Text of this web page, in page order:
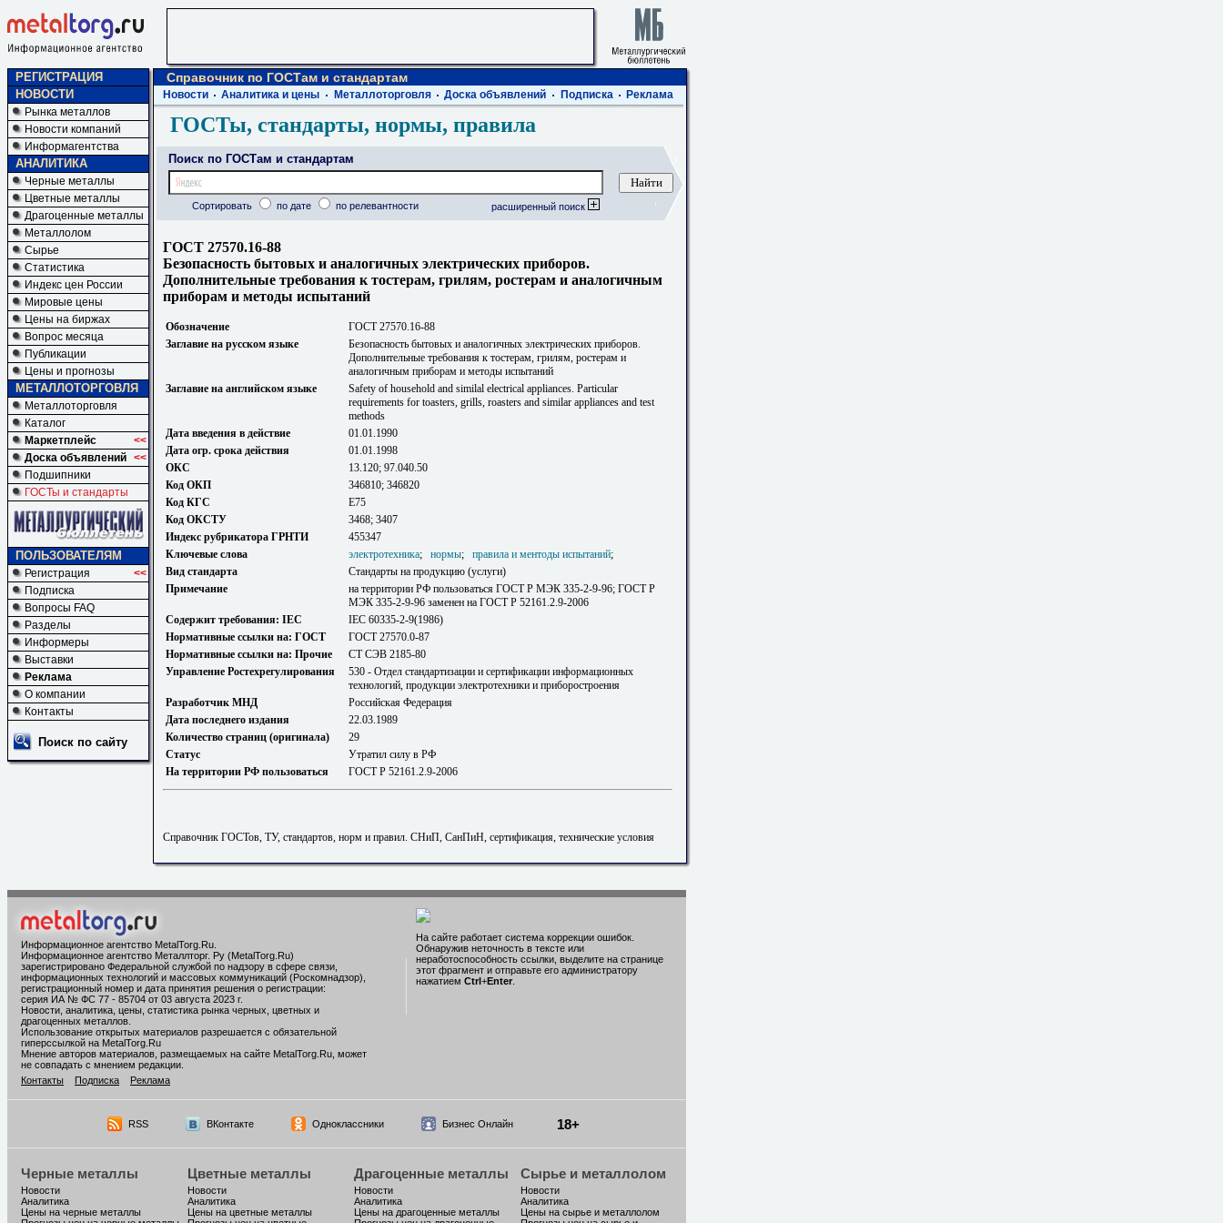
РЕГИСТРАЦИЯ
НОВОСТИ
Рынка металлов
Новости компаний
Информагентства
АНАЛИТИКА
Черные металлы
Цветные металлы
Драгоценные металлы
Металлолом
Сырье
Статистика
Индекс цен России
Мировые цены
Цены на биржах
Вопрос месяца
Публикации
Цены и прогнозы
МЕТАЛЛОТОРГОВЛЯ
Металлоторговля
Каталог
Маркетплейс
<<
Доска объявлений <<
Подшипники
ГОСТы и стандарты
ПОЛЬЗОВАТЕЛЯМ
Регистрация
<<
Подписка
Вопросы FAQ
Разделы
Информеры
Выставки
Реклама
О компании
Контакты
Поиск по сайту
Справочник по ГОСТам и стандартам
Новости Аналитика и цены Металлоторговля Доска объявлений Подписка Реклама
ГОСТы, стандарты, нормы, правила
Поиск по ГОСТам и стандартам
Сортировать по дате по релевантности расширенный поиск
ГОСТ 27570.16-88
Безопасность бытовых и аналогичных электрических приборов.
Дополнительные требования к тостерам, грилям, ростерам и аналогичным
приборам и методы испытаний
Обозначение
ГОСТ 27570.16-88
Заглавие на русском языке
Безопасность бытовых и аналогичных электрических приборов.
Дополнительные требования к тостерам, грилям, ростерам и
аналогичным приборам и методы испытаний
Заглавие на английском языке
Safety of household and similal electrical appliances. Particular
requirements for toasters, grills, roasters and similar appliances and test
methods
Дата введения в действие
01.01.1990
Дата огр. срока действия
01.01.1998
ОКС
13.120; 97.040.50
Код ОКП
346810; 346820
Код КГС
Е75
Код ОКСТУ
3468; 3407
Индекс рубрикатора ГРНТИ
455347
Ключевые слова
электротехника; нормы; правила и ментоды испытаний;
Вид стандарта
Стандарты на продукцию (услуги)
Примечание
на территории РФ пользоваться ГОСТ Р МЭК 335-2-9-96; ГОСТ Р
МЭК 335-2-9-96 заменен на ГОСТ Р 52161.2.9-2006
Содержит требования: IEC
IEC 60335-2-9(1986)
Нормативные ссылки на: ГОСТ
ГОСТ 27570.0-87
Нормативные ссылки на: Прочие
СТ СЭВ 2185-80
Управление Ростехрегулирования
530 - Отдел стандартизации и сертификации информационных
технологий, продукции электротехники и приборостроения
Разработчик МНД
Российская Федерация
Дата последнего издания
22.03.1989
Количество страниц (оригинала)
29
Статус
Утратил силу в РФ
На территории РФ пользоваться
ГОСТ Р 52161.2.9-2006
Справочник ГОСТов, ТУ, стандартов, норм и правил. СНиП, СанПиН, сертификация, технические условия
Информационное агентство MetalTorg.Ru
Информационное агентство Металлторг. Ру (MetalTorg.Ru)
зарегистрировано Федеральной службой по надзору в сфере связи,
информационных технологий и массовых коммуникаций (Роскомнадзор),
регистрационный номер и дата принятия решения о регистрации:
серия ИА № ФС 77 - 85704 от 03 августа 2023 г.
Новости, аналитика, цены, статистика рынка черных, цветных и
драгоценных металлов.
Использование открытых материалов разрешается с обязательной
гиперссылкой на MetalTorg.Ru
Мнение авторов материалов, размещаемых на сайте MetalTorg.Ru, может
не совпадать с мнением редакции.
Контакты
Подписка Реклама
На сайте работает система коррекции ошибок.
Обнаружив неточность в тексте или
неработоспособность ссылки, выделите на странице
этот фрагмент и отправьте его администратору
нажатием Ctrl+Enter
RSS ВКонтакте Одноклассники Бизнес Онлайн 18+
Черные металлы
Новости
Аналитика
Цены на черные металлы
Цветные металлы
Новости
Аналитика
Цены на цветные металлы
Драгоценные металлы
Новости
Аналитика
Цены на драгоценные металлы
Сырье и металлолом
Новости
Аналитика
Цены на сырье и металлолом